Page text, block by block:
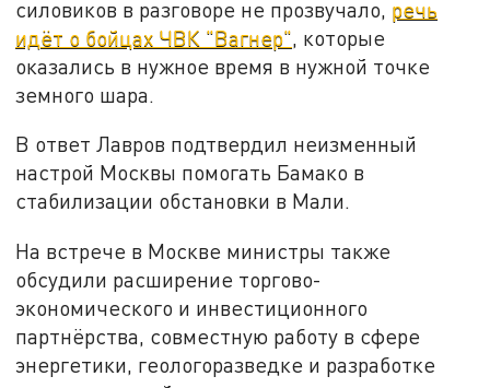
силовиков в разговоре не прозвучало, речь
идёт о бойцах ЧВК "Вагнер", которые
оказались в нужное время в нужной точке
земного шара.
В ответ Лавров подтвердил неизменный
настрой Москвы помогать Бамако в
стабилизации обстановки в Мали.
На встрече в Москве министры также
обсудили расширение торгово-
экономического и инвестиционного
партнёрства, совместную работу в сфере
энергетики, геологоразведке и разработке